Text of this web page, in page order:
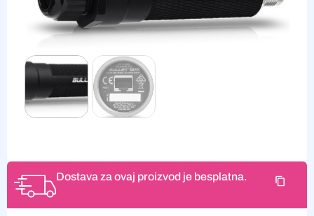
Dostava za ovaj proizvod je besplatna.